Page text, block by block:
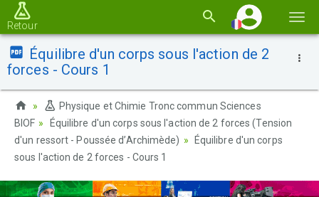
la
Retour
Équilibre d'un corps sous l'action de 2
forces - Cours 1
Physique et Chimie Tronc commun Sciences
BIOF
Équilibre d'un corps sous l'action de 2 forces (Tension
d'un ressort - Poussée d’Archimède)
Équilibre d'un corps
sous l'action de 2 forces - Cours 1